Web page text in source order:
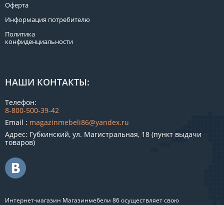
Оферта
Информация потребителю
Политика
конфиденциальности
НАШИ КОНТАКТЫ:
Телефон:
8-800-500-39-42
Email : magazinmebeli86@yandex.ru
Адрес: Губкинский, ул. Магистральная, 18 (пункт выдачи
товаров)
Интернет-магазин Магазинмебели 86 осуществляет свою